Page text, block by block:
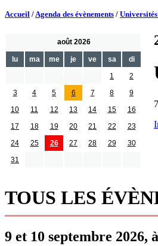
Accueil /Agenda des évènements /
août 2026
lu ma me je ve sa
di
1
2
3
4 5 6 7 8
9
10
11 12 13 14 15
16
17
18 19 20 21 22
23
24
25 26 27 28 29
30
31
7
TOUS LES
9 et 10 septembre 2026,